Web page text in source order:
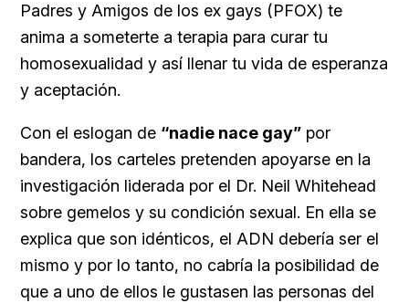
Padres y Amigos de los ex gays (PFOX) te
anima a someterte a terapia para curar tu
homosexualidad y así llenar tu vida de esperanza
y aceptación.
Con el eslogan de “nadie nace gay” por
bandera, los carteles pretenden apoyarse en la
investigación liderada por el Dr. Neil Whitehead
sobre gemelos y su condición sexual. En ella se
explica que son idénticos, el ADN debería ser el
mismo y por lo tanto, no cabría la posibilidad de
que a uno de ellos le gustasen las personas del